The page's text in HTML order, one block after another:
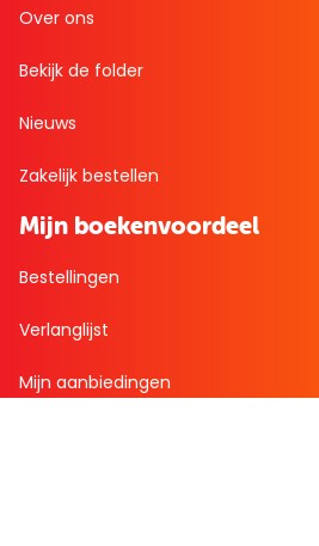
Over ons
Bekijk de folder
Nieuws
Zakelijk bestellen
Mijn boekenvoordeel
Bestellingen
Verlanglijst
Mijn aanbiedingen